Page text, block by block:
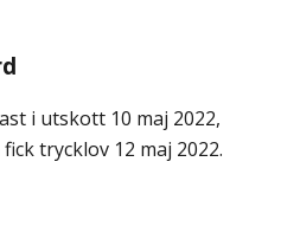
i utskott 10 maj 2022,
trycklov 12 maj 2022.